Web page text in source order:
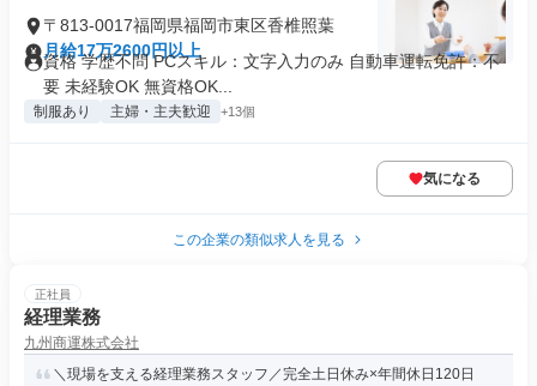
〒813-0017福岡県福岡市東区香椎照葉
月給17万2600円以上
資格 学歴不問 PCスキル：文字入力のみ 自動車運転免許：不
要 未経験OK 無資格OK...
制服あり 主婦・主夫歓迎 +13個
気になる
この企業の類似求人を見る
正社員
経理業務
九州商運株式会社
＼現場を支える経理業務スタッフ／完全土日休み×年間休日120日